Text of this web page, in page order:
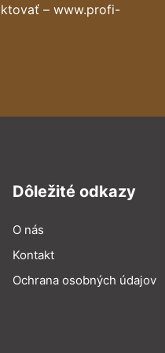
– www.profi-
Dôležité odkazy
O nás
Kontakt
Ochrana osobných údajov